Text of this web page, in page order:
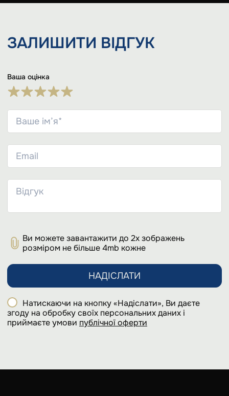
ЗАЛИШИТИ ВІДГУК
Ваша оцінка
Ви можете завантажити до 2х зображень
розміром не більше 4mb кожне
НАДІСЛАТИ
Натискаючи на кнопку «Надіслати», Ви даєте
згоду на обробку своїх персональних даних і
приймаєте умови публічної оферти